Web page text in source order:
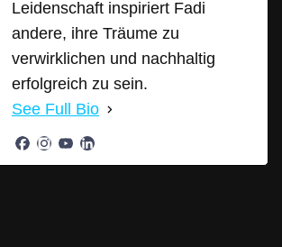
Leidenschaft inspiriert Fadi
andere, ihre Träume zu
verwirklichen und nachhaltig
erfolgreich zu sein.
See Full Bio